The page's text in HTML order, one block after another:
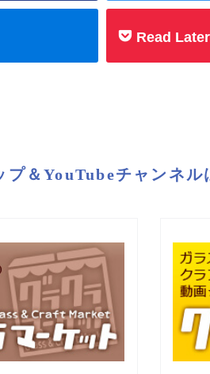
Read Later
プ＆YouTubeチャンネル